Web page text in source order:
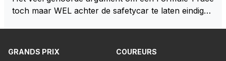
eft daar enorm veel lol aan.
toch maar WEL achter de safetycar te laten eindigen
rijden de teams met tot op de liter afgemeten peut...
GRANDS PRIX
COUREURS